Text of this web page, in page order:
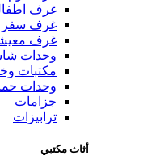
غرف
غرف سفر
غرف
وحدات
مكتبات
وحدات
جزامات
ترابيزات
أثاث مكتبي